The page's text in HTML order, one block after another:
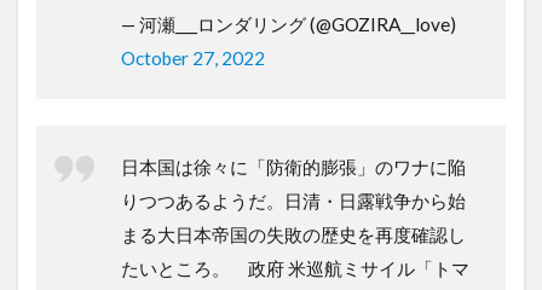
— 河瀬___ロンダリング (@GOZIRA__love)
October 27, 2022
日本国は徐々に「防衛的膨張」のワナに陥
りつつあるようだ。日清・日露戦争から始
まる大日本帝国の失敗の歴史を再度確認し
たいところ。 政府 米巡航ミサイル「トマ